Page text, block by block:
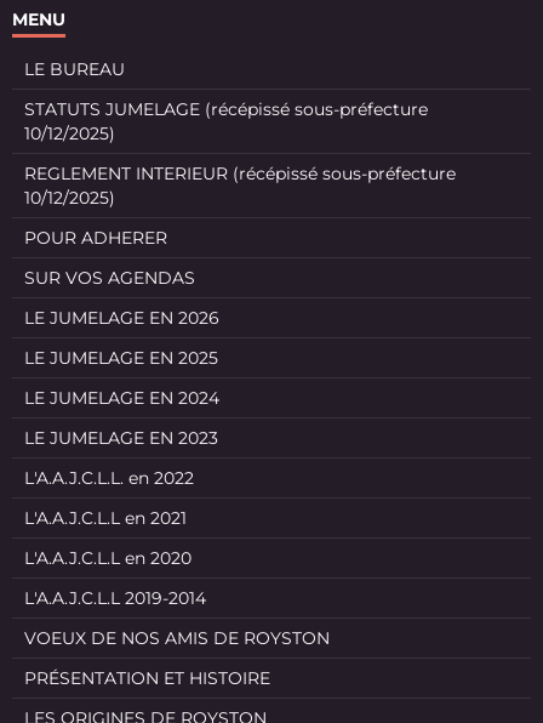
MENU
LE BUREAU
STATUTS JUMELAGE (récépissé sous-préfecture
10/12/2025)
REGLEMENT INTERIEUR (récépissé sous-préfecture
10/12/2025)
POUR ADHERER
SUR VOS AGENDAS
LE JUMELAGE EN 2026
LE JUMELAGE EN 2025
LE JUMELAGE EN 2024
LE JUMELAGE EN 2023
L'A.A.J.C.L.L. en 2022
L'A.A.J.C.L.L en 2021
L'A.A.J.C.L.L en 2020
L'A.A.J.C.L.L 2019-2014
VOEUX DE NOS AMIS DE ROYSTON
PRÉSENTATION ET HISTOIRE